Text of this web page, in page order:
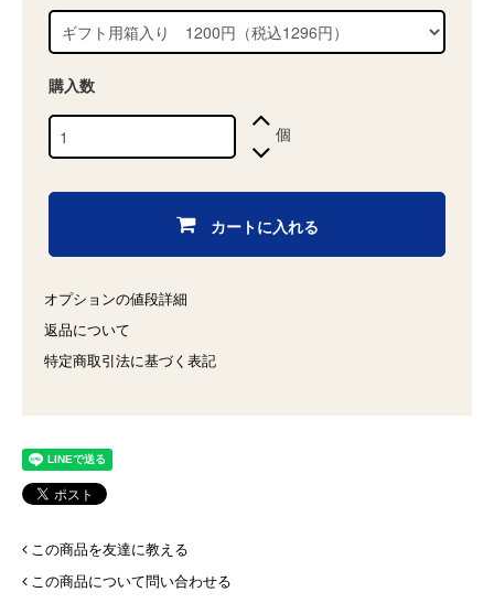
購入数
個
カートに入れる
オプションの値段詳細
返品について
特定商取引法に基づく表記
この商品を友達に教える
この商品について問い合わせる